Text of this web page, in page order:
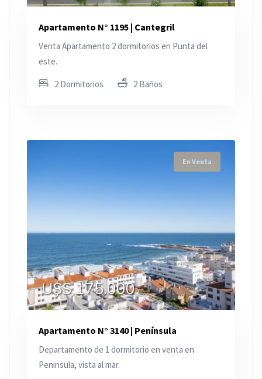
Apartamento N° 1195 | Cantegril
Venta Apartamento 2 dormitorios en Punta del
este.
2 Dormitorios 2 Baños
En Venta
U$S 175.000
Apartamento N° 3140 | Península
Departamento de 1 dormitorio en venta en
Peninsula, vista al mar.